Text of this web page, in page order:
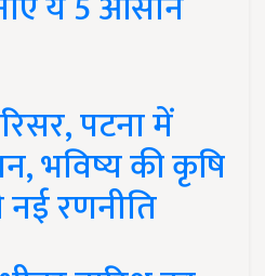
पटना में
भविष्य की कृषि
रणनीति